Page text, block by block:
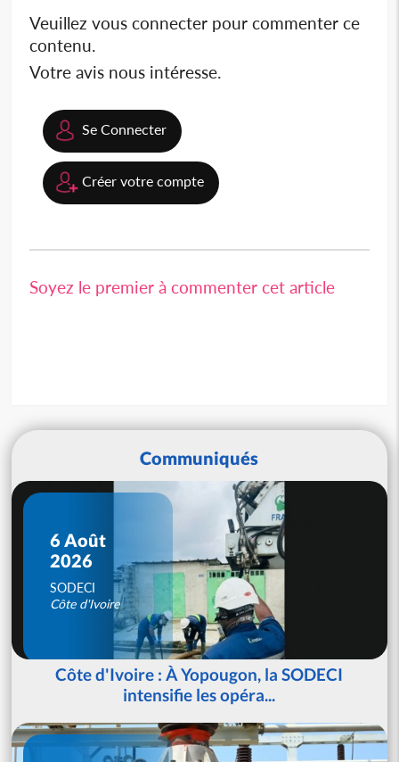
Veuillez vous connecter pour commenter ce
contenu.
Votre avis nous intéresse.
Se Connecter
Créer votre compte
Soyez le premier à commenter cet article
Communiqués
6 Août
2026
SODECI
Côte d'Ivoire
Côte d'Ivoire : À Yopougon, la SODECI
intensifie les opéra...